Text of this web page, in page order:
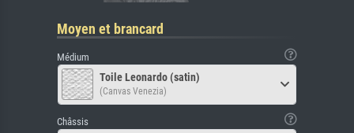
Moyen et brancard
Médium
Toile Leonardo (satin)
(Canvas Venezia)
Châssis